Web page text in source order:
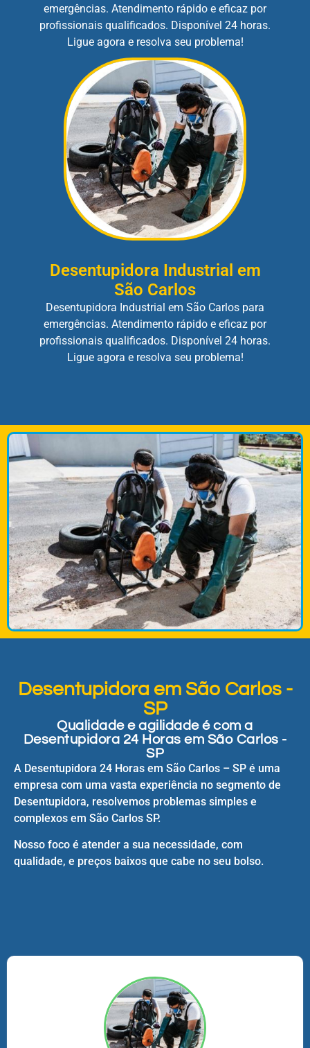
emergências. Atendimento rápido e eficaz por
profissionais qualificados. Disponível 24 horas.
Ligue agora e resolva seu problema!
Desentupidora Industrial em
São Carlos
Desentupidora Industrial em São Carlos para
emergências. Atendimento rápido e eficaz por
profissionais qualificados. Disponível 24 horas.
Ligue agora e resolva seu problema!
Desentupidora em São Carlos -
SP
Qualidade e agilidade é com a
Desentupidora 24 Horas em São Carlos -
SP
A Desentupidora 24 Horas em São Carlos – SP é uma
empresa com uma vasta experiência no segmento de
Desentupidora, resolvemos problemas simples e
complexos em São Carlos SP.
Nosso foco é atender a sua necessidade, com
qualidade, e preços baixos que cabe no seu bolso.